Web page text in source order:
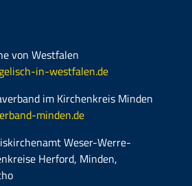
von Westfalen
in-westfalen.de
im Kirchenkreis Minden
minden.de
Weser-Werre-
Herford, Minden,